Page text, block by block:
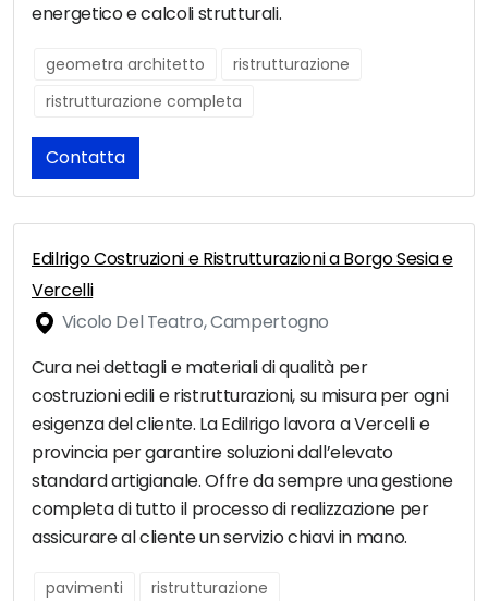
energetico e calcoli strutturali.
geometra architetto
ristrutturazione
ristrutturazione completa
Contatta
Edilrigo Costruzioni e Ristrutturazioni a Borgo Sesia e
Vercelli
Vicolo Del Teatro, Campertogno
Cura nei dettagli e materiali di qualità per
costruzioni edili e ristrutturazioni, su misura per ogni
esigenza del cliente. La Edilrigo lavora a Vercelli e
provincia per garantire soluzioni dall’elevato
standard artigianale. Offre da sempre una gestione
completa di tutto il processo di realizzazione per
assicurare al cliente un servizio chiavi in mano.
pavimenti
ristrutturazione